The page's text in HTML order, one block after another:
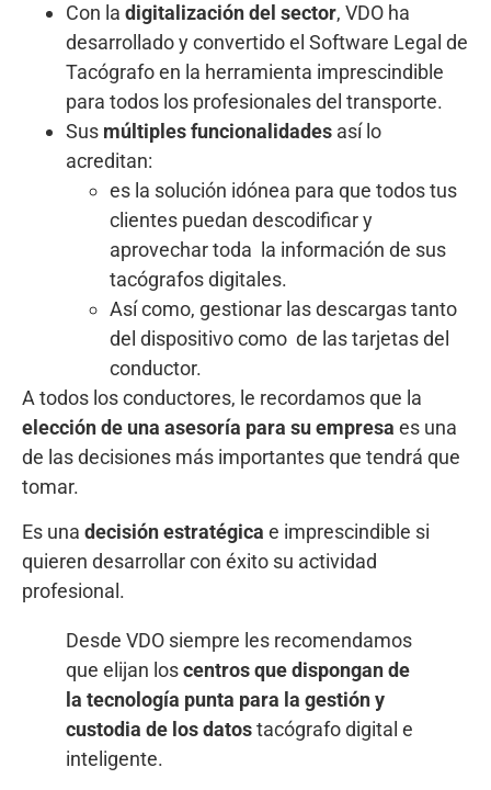
Con la digitalización del sector, VDO ha
desarrollado y convertido el Software Legal de
Tacógrafo en la herramienta imprescindible
para todos los profesionales del transporte.
Sus múltiples funcionalidades así lo
acreditan:
es la solución idónea para que todos tus
clientes puedan descodificar y
aprovechar toda la información de sus
tacógrafos digitales.
Así como, gestionar las descargas tanto
del dispositivo como de las tarjetas del
conductor.
A todos los conductores, le recordamos que la
elección de una asesoría para su empresa es una
de las decisiones más importantes que tendrá que
tomar.
Es una decisión estratégica e imprescindible si
quieren desarrollar con éxito su actividad
profesional.
Desde VDO siempre les recomendamos
que elijan loscentros que dispongan de
la tecnología punta para la gestión y
custodia de los datostacógrafo digital e
inteligente.